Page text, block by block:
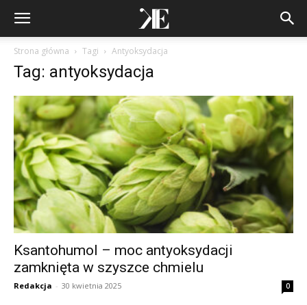
Strona główna Tagi Antyoksydacja
Tag: antyoksydacja
Ksantohumol – moc antyoksydacji
zamknięta w szyszce chmielu
Redakcja - 30 kwietnia 2025 0